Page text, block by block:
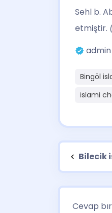
Sehl b.
etmiştir.
admin
Bingöl
islami
Bilecik
Cevap